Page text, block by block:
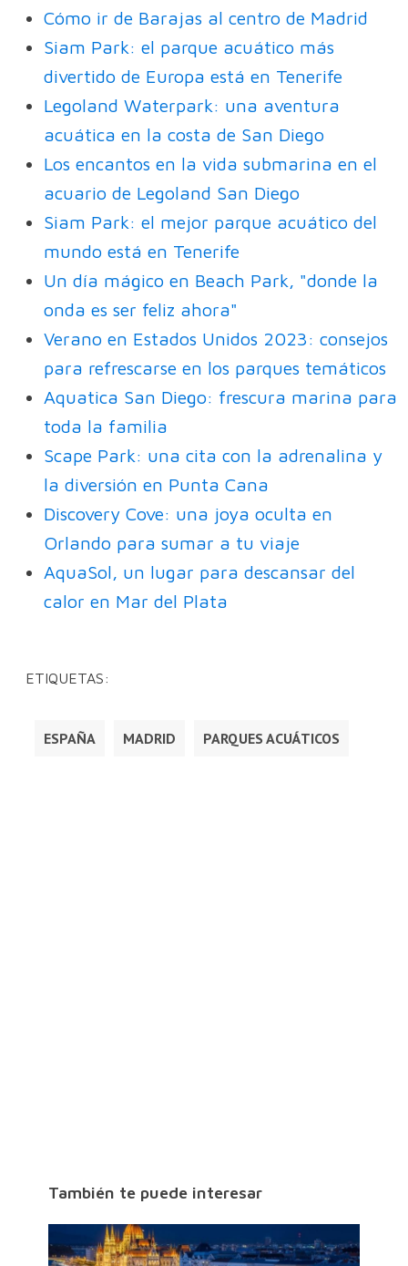
Cómo ir de Barajas al centro de Madrid
Siam Park: el parque acuático más
divertido de Europa está en Tenerife
Legoland Waterpark: una aventura
acuática en la costa de San Diego
Los encantos en la vida submarina en el
acuario de Legoland San Diego
Siam Park: el mejor parque acuático del
mundo está en Tenerife
Un día mágico en Beach Park, "donde la
onda es ser feliz ahora"
Verano en Estados Unidos 2023: consejos
para refrescarse en los parques temáticos
Aquatica San Diego: frescura marina para
toda la familia
Scape Park: una cita con la adrenalina y
la diversión en Punta Cana
Discovery Cove: una joya oculta en
Orlando para sumar a tu viaje
AquaSol, un lugar para descansar del
calor en Mar del Plata
ETIQUETAS:
ESPAÑA MADRID PARQUES ACUÁTICOS
También te puede interesar